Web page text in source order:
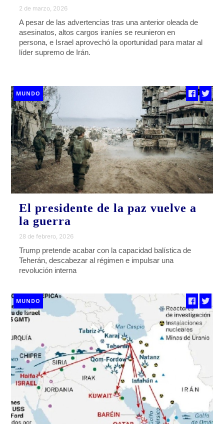
2 de marzo, 2026
A pesar de las advertencias tras una anterior oleada de
asesinatos, altos cargos iraníes se reunieron en
persona, e Israel aprovechó la oportunidad para matar al
líder supremo de Irán.
MUNDO
El presidente de la paz vuelve a
la guerra
28 de febrero, 2026
Trump pretende acabar con la capacidad balística de
Teherán, descabezar al régimen e impulsar una
revolución interna
MUNDO